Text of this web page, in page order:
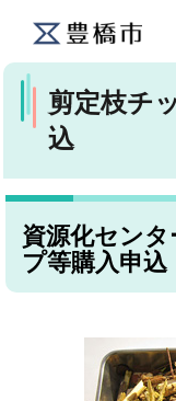
剪定枝チ
込
資源化センタ
プ等購入申込